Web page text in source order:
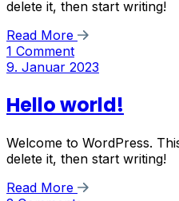
delete it, then start writing!
Read More
1 Comment
9. Januar 2023
Hello world!
Welcome to WordPress.
delete it, then start writing!
Read More